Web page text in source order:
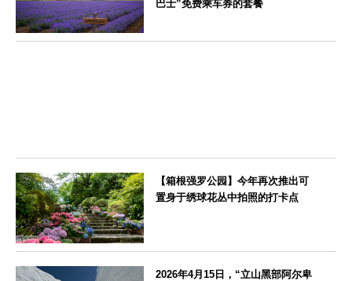
巴士”免费乘车券的套餐
【箱根强罗公园】今年再次推出可
置身于绣球花丛中拍照的打卡点
2026年4月15日，“立山黑部阿尔卑